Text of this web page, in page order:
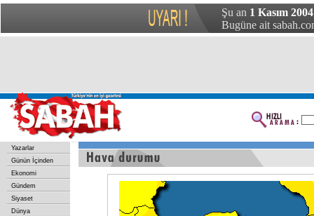
Şu an 1 Kasım
Bugüne ait
Yazarlar
Günün İçinden
Ekonomi
Gündem
Siyaset
Dünya